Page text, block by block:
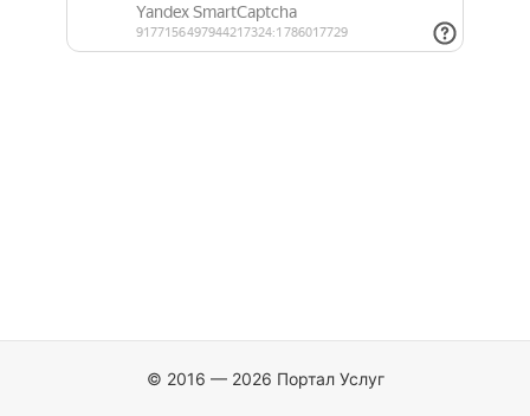
© 2016 — 2026 Портал Услуг